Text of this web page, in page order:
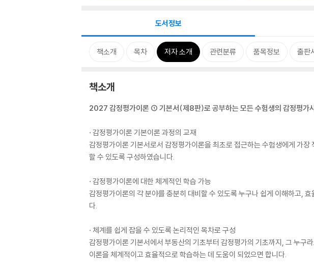
도서정보
책소개 목차 저자 소개 관련분류 품목정보 출판
책소개
2027 감정평가이론 ① 기본서(제8판)로 공부하는 모든 수험생의 감정평가
· 감정평가이론 기본이론 과정의 교재
감정평가이론 기본서로서 감정평가이론을 최초로 접근하는 수험생에게 가
할 수 있도록 구성하였습니다.
· 감정평가이론에 대한 체계적인 학습 가능
감정평가이론의 각 분야를 충분히 대비할 수 있도록 누구나 쉽게 이해하고,
다.
· 체계를 쉽게 잡을 수 있도록 논리적인 목차로 구성
감정평가이론 기본서에서 부동산의 기초부터 감정평가의 기초까지, 그 누구
이론을 체계적이고 효율적으로 학습하는 데 도움이 되었으면 합니다.